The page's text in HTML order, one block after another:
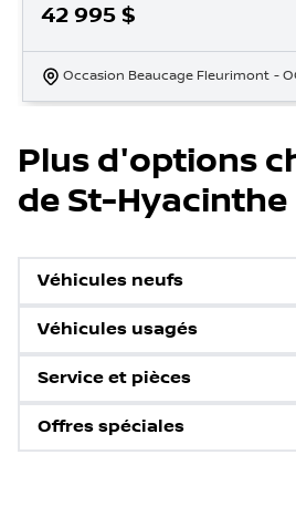
42 995 $
Occasion Beaucage Fleurimont -
Plus d'options
de St-Hyacinthe
Véhicules neufs
Véhicules usagés
Service et pièces
Offres spéciales